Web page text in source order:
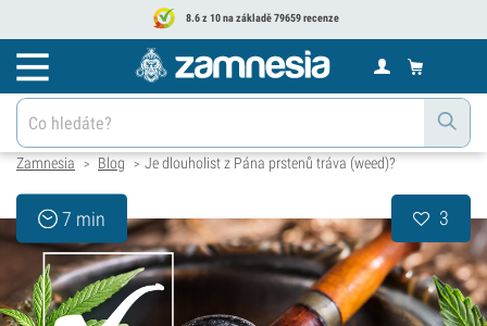
8.6 z 10 na základě 79659 recenze
Zamnesia > Blog > Je dlouholist z Pána prstenů tráva (weed)?
7 min 3